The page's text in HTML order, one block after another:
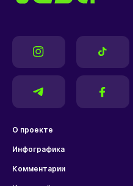
О проекте
Инфографика
Комментарии